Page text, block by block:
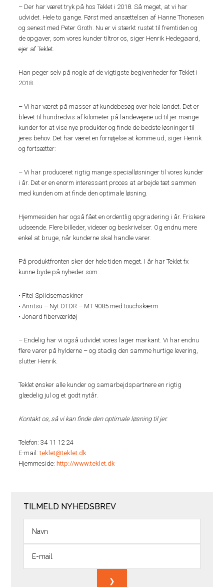
– Der har været tryk på hos Teklet i 2018. Så meget, at vi har
udvidet. Hele to gange. Først med ansættelsen af Hanne Thonesen
og senest med Peter Groth. Nu er vi stærkt rustet til fremtiden og
de opgaver, som vores kunder tiltror os, siger Henrik Hedegaard,
ejer af Teklet.
Han peger selv på nogle af de vigtigste begivenheder for Teklet i
2018.
– Vi har været på masser af kundebesøg over hele landet. Det er
blevet til hundredvis af kilometer på landevejene ud til jer mange
kunder for at vise nye produkter og finde de bedste løsninger til
jeres behov. Det har været en fornøjelse at komme ud, siger Henrik
og fortsætter:
– Vi har produceret rigtig mange specialløsninger til vores kunder
i år. Det er en enorm interessant proces at arbejde tæt sammen
med kunden om at finde den optimale løsning.
Hjemmesiden har også fået en ordentlig opgradering i år. Friskere
udseende. Flere billeder, videoer og beskrivelser. Og endnu mere
enkel at bruge, når kunderne skal handle varer.
På produktfronten sker der hele tiden meget. I år har Teklet fx
kunne byde på nyheder som:
• Fitel Splidsemaskiner
• Anritsu – Nyt OTDR – MT 9085 med touchskærm
• Jonard fiberværktøj
– Endelig har vi også udvidet vores lager markant. Vi har endnu
flere varer på hylderne – og stadig den samme hurtige levering,
slutter Henrik.
Teklet ønsker alle kunder og samarbejdspartnere en rigtig
glædelig jul og et godt nytår.
Kontakt os, så vi kan finde den optimale løsning til jer.
Telefon: 34 11 12 24
E-mail:teklet@teklet.dk
Hjemmeside: http://www.teklet.dk
TILMELD NYHEDSBREV